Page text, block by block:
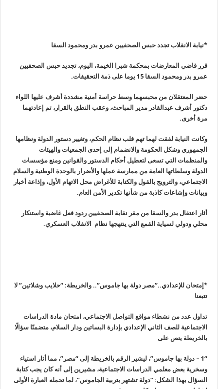
*نيابة الانقلاب تجدد حبس الصحفيين عمرو بدر ومحمود السقا
قرر قاضي المعارضات بمحكمة شبرا الخيمة، اليوم، تجديد حبس الصحفيين
عمرو بدر ومحمود السقا 15 يوما على ذمة التحقيقات
.
حضر المعتقلان من محبسهما وسط حراسة أمنية مشددة أشرف عليها اللواء
دكتور أشرف عبدالقادر مدير المباحث، وعقب النطق بالقرار، تم إعادتهما
مرة أخرى.
وكانت النيابة لفقت لهما تهم قلب نظام الحكم، وتغيير دستور الدولة ونظامها
الجمهوري وشكل الحكومة والانضمام إلى إحدى الجمعيات والهيئات
والمنظمات التي تسعى لتعطيل أحكام الدستور والقوانين ومنع مؤسسات
الدولة وسلطاتها العامة من ممارسة عملها والأضرار بالوحدة الوطنية والسلام
الاجتماعي، والترويج بالقول والكتابة للأغراض محل الاتهام الأول، وإذاعة أخبار
وبيانات وإشاعات كاذبة من شأنها تكدير الأمن العام.
أثار اعتقال بدر والسقا من مقر نقابة الصحفيين ردود فعل غاضبة واستنكار
محلي ودولي لسياية القمع التي ينتهجها نظام الانقلاب العسكري.
*إمتحان للإعدادي..”مصر دولة بها جاموس”.. والخريطة: “حلايب وشلاتين” لا
تتبعنا
تداول عدد من نشطاء مواقع التواصل الاجتماعي، امتحان مادة الدراسات
الاجتماعية للصف الثاني الإعدادي بإدارة البساتين ودار السلام، متضمنًا سؤالًا
بالخريطة ينص على
“1 –
دولة بها جاموس”، ليشير الرقم بالخريطة إلى “مصر”، مما أثار استياء
وسخرية بعض معلمي الدراسات الاجتماعية، مشيرين إلى أنه كان يجب كتابة
السؤال بهذا الشكل: “دولة تشتهر بتربية الجاموس”، لما تحمله العبارة الأولى